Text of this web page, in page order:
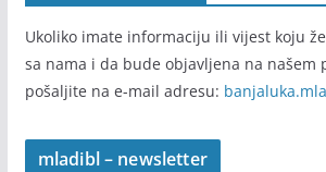
Ukoliko imate informaciju ili vijest koju
sa nama i da bude objavljena na našem
pošaljite na e-mail adresu:
mladibl – newsletter